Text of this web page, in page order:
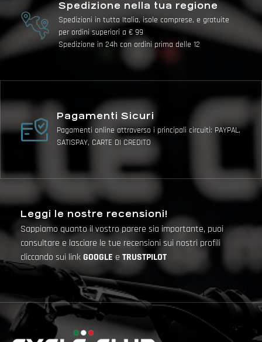
Spedizione nella tua regione
Spedizioni in tutta Italia, isole comprese, e gratuite
per ordini superiori a € 99
Spedizione in 24h con ordini prima delle 12
Pagamenti Sicuri
Pagamenti online attraverso i principali circuiti: PAYPAL,
SATISPAY, CARTE DI CREDITO
Leggi le nostre recensioni!
Sappiamo quanto il vostro parere sia importante, puoi
consultare e lasciare le tue recensioni sui nostri profili
cliccando sui linkGOOGLE e TRUSTPILOT